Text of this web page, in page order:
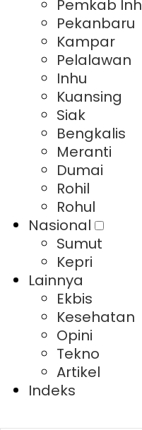
Pemkab
Pekanbaru
Kampar
Pelalawan
Inhu
Kuansing
Siak
Bengkalis
Meranti
Dumai
Rohil
Rohul
Nasional
Sumut
Kepri
Lainnya
Ekbis
Kesehatan
Opini
Tekno
Artikel
Indeks